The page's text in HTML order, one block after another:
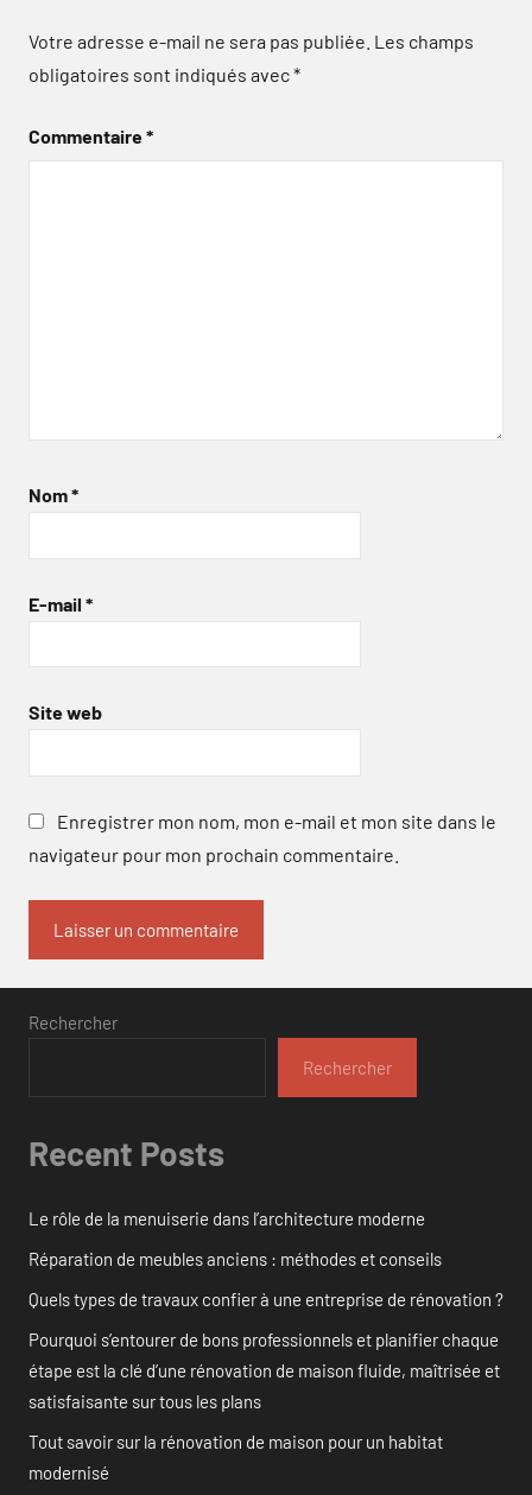
Votre adresse e-mail ne sera pas publiée. Les champs
obligatoires sont indiqués avec*
Commentaire*
Nom*
E-mail *
Site web
Enregistrer mon nom, mon e-mail et mon site dans le
navigateur pour mon prochain commentaire.
Rechercher
Rechercher
Recent Posts
Le rôle de la menuiserie dans l’architecture moderne
Réparation de meubles anciens : méthodes et conseils
Quels types de travaux confier à une entreprise de rénovation ?
Pourquoi s’entourer de bons professionnels et planifier chaque
étape est la clé d’une rénovation de maison fluide, maîtrisée et
satisfaisante sur tous les plans
Tout savoir sur la rénovation de maison pour un habitat
modernisé